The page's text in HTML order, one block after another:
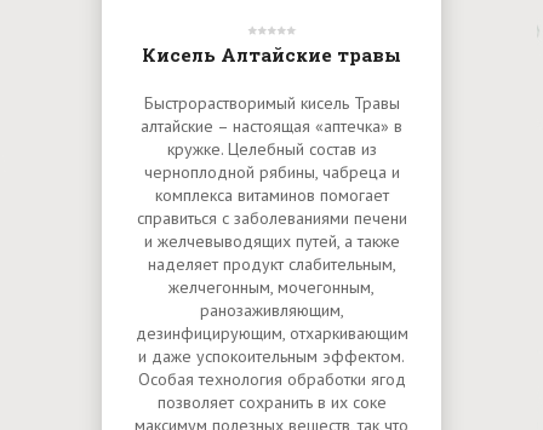
Кисель Алтайские травы
Быстрорастворимый кисель Травы
алтайские – настоящая «аптечка» в
кружке. Целебный состав из
черноплодной рябины, чабреца и
комплекса витаминов помогает
справиться с заболеваниями печени
и желчевыводящих путей, а также
наделяет продукт слабительным,
желчегонным, мочегонным,
ранозаживляющим,
дезинфицирующим, отхаркивающим
и даже успокоительным эффектом.
Особая технология обработки ягод
позволяет сохранить в их соке
максимум полезных веществ, так что